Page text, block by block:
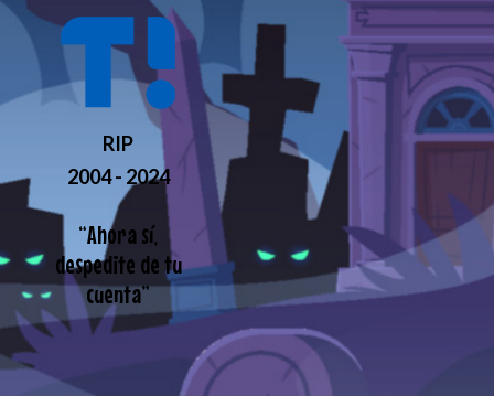
RIP
2004 - 2024
“Ahora sí,
despedite de tu
cuenta”